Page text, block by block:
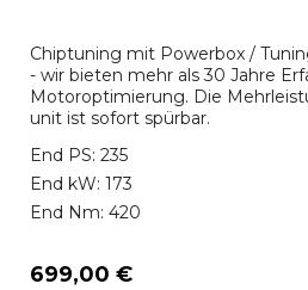
Chiptuning mit Powerbox /
- wir bieten mehr als 30 Jahre
Motoroptimierung. Die
unit ist sofort spürbar.
End PS: 235
End kW: 173
End Nm: 420
699,00 €